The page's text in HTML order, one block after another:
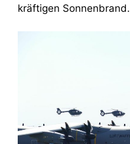
kräftigen Sonnenbrand.